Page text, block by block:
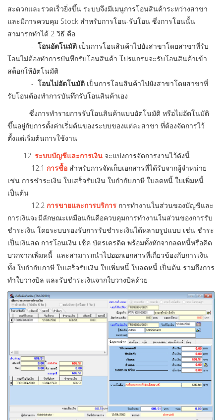
สะดวกและรวดเร็วยิ่งขึ้น ระบบจึงมีเมนูการโอนสินค้าระหว่างสาขา
และมีการควบคุม Stock สำหรับการโอน-รับโอน ซึ่งการโอนนั้น
สามารถทำได้ 2 วิธี คือ
- โอนอัตโนมัติ เป็นการโอนสินค้าไปยังสาขาโดยสาขาที่รับ
โอนไม่ต้องทำการบันทึกรับโอนสินค้า โปรแกรมจะรับโอนสินค้าเข้า
สต็อกให้อัตโนมัติ
- โอนไม่อัตโนมัติ เป็นการโอนสินค้าไปยังสาขาโดยสาขาที่
รับโอนต้องทำการบันทึกรับโอนสินค้าเอง
ซึ่งการทำรายการรับโอนสินค้าแบบอัตโนมัติ หรือไม่อัตโนมัติ
ขึ้นอยู่กับการตั้งค่าเริ่มต้นของระบบของแต่ละสาขา ที่ต้องจัดการไว้
ตั้งแต่เริ่มต้นการใช้งาน
12. ระบบบัญชีและการเงิน จะแบ่งการจัดการงานไว้ดังนี้
12.1 การซื้อ สำหรับการจัดเก็บเอกสารที่ได้รับจากผู้จำหน่าย
เช่น การชำระเงิน ใบเสร็จรับเงิน ใบกำกับภาษี ใบลดหนี้ ใบเพิ่มหนี้
เป็นต้น
12.2 การขายและการบริการ การทำงานในส่วนของบัญชีและ
การเงินจะมีลักษณะเหมือนกันคือควบคุมการทำงานในส่วนของการรับ
ชำระเงิน โดยระบบรองรับการรับชำระเงินได้หลายรูปแบบ เช่น ชำระ
เป็นเงินสด การโอนเงิน เช็ค บัตรเครดิต พร้อมทั้งหักจากลดหนี้หรือคิด
บวกจากเพิ่มหนี้ และสามารถนำไปออกเอกสารที่เกี่ยวข้องกับการเงิน
ทั้ง ใบกำกับภาษี ใบเสร็จรับเงิน ใบเพิ่มหนี้ ใบลดหนี้ เป็นต้น รวมถึงการ
ทำใบวางบิล และรับชำระเงินจากใบวางบิลด้วย